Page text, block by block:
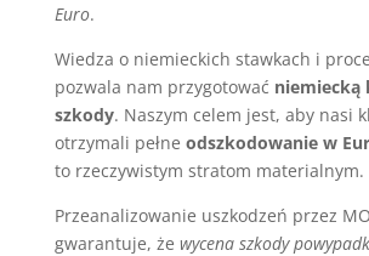
Euro.
Wiedza o niemieckich stawkach i
pozwala nam przygotować niemiecką
szkody. Naszym celem jest, aby nasi
otrzymali pełne odszkodowanie w
to rzeczywistym stratom materialnym.
Przeanalizowanie uszkodzeń przez
gwarantuje, że wycena szkody